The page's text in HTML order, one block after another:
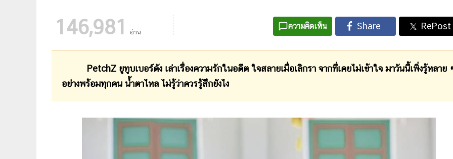
146,981 อ่าน
ความคิดเห็น
PetchZ ยูทูบเบอร์ดัง เล่าเรื่องความรักในอดีต ใจสลายเมื่อเลิกรา จากที่เคยไม่เข้าใจ มาวันนี้เพิ่งรู้หลาย
อย่างพร้อมทุกคน น้ำตาไหล ไม่รู้ว่าควรรู้สึกยังไง